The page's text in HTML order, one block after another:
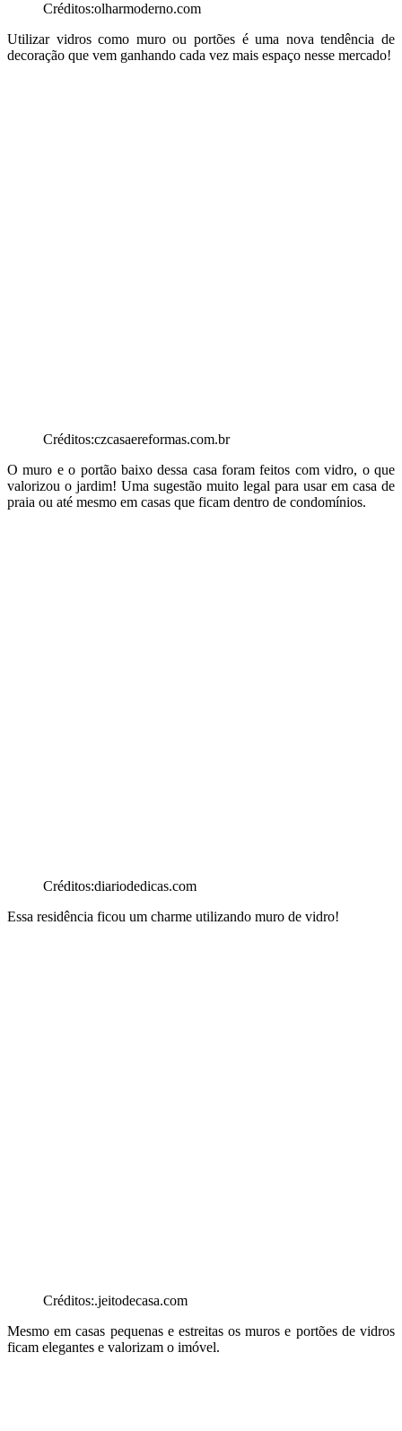
Créditos:olharmoderno.com
Utilizar vidros como muro ou portões é uma nova tendência de
decoração que vem ganhando cada vez mais espaço nesse mercado!
Créditos:czcasaereformas.com.br
O muro e o portão baixo dessa casa foram feitos com vidro, o que
valorizou o jardim! Uma sugestão muito legal para usar em casa de
praia ou até mesmo em casas que ficam dentro de condomínios.
Créditos:diariodedicas.com
Essa residência ficou um charme utilizando muro de vidro!
Créditos:.jeitodecasa.com
Mesmo em casas pequenas e estreitas os muros e portões de vidros
ficam elegantes e valorizam o imóvel.